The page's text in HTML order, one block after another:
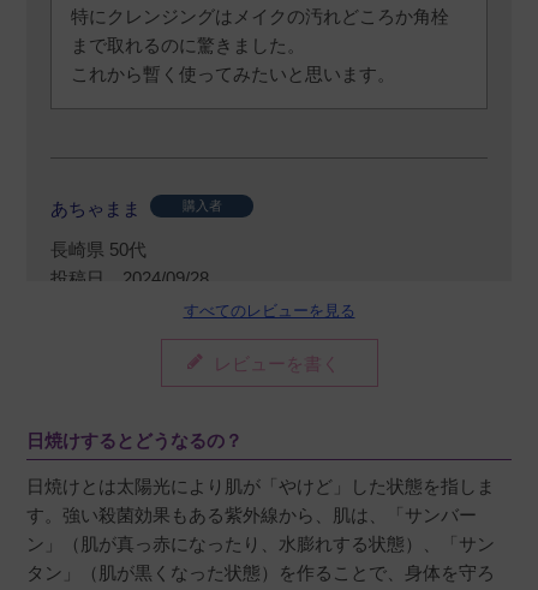
特にクレンジングはメイクの汚れどころか角栓
まで取れるのに驚きました。
これから暫く使ってみたいと思います。
あちゃまま 購入者
長崎県 50代
投稿日
2024/09/28
日焼け止めとしても使いやすく、クレンジング
使っています。
黄色いトリ
すべてのレビューを見る
レビューを書く
日焼けするとどうなるの？
日焼けとは太陽光により肌が「やけど」した状態を指しま
す。強い殺菌効果もある紫外線から、肌は、「サンバー
ン」（肌が真っ赤になったり、水膨れする状態）、「サン
タン」（肌が黒くなった状態）を作ることで、身体を守ろ